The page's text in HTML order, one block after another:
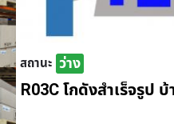
สถานะ ว่าง
R03C โกดังสำเร็จรูป